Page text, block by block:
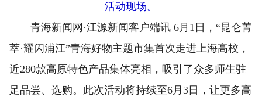
活动现场。
青海新闻网·江源新闻客户端讯 6月1日，“昆仑菁
萃·耀闪浦江”青海好物主题市集首次走进上海高校，
近280款高原特色产品集体亮相，吸引了众多师生驻
足品尝、选购。此次活动将持续至6月3日，让更多高